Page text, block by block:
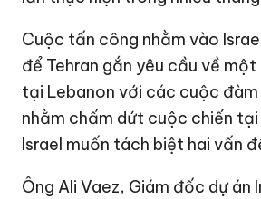
Cuộc tấn công nhằm vào
để Tehran gắn yêu cầu về một
tại Lebanon với các cuộc đàm
nhằm chấm dứt cuộc chiến tại
Israel muốn tách biệt hai vấn
Ông Ali Vaez, Giám đốc dự án